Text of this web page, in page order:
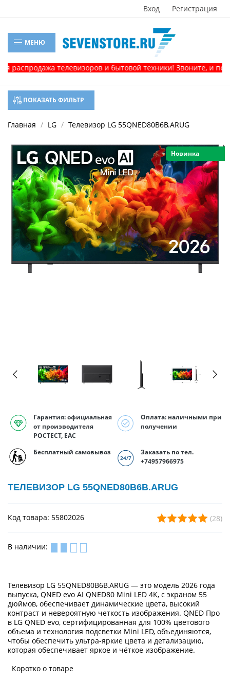
Вход Регистрация
МЕНЮ
телевизоров и бытовой техники! Звоните, и получите
ПОКАЗАТЬ ФИЛЬТР
Главная LG Телевизор LG 55QNED80B6B.ARUG
Новинка
Гарантия: официальная
от производителя
РОСТЕСТ, EAC
Оплата: наличными при
получении
Бесплатный самовывоз
Заказать по тел.
+74957966975
ТЕЛЕВИЗОР LG 55QNED80B6B.ARUG
Код товара: 55802026 (28)
В наличии:
Телевизор LG 55QNED80B6B.ARUG — это модель 2026 года
выпуска, QNED evo AI QNED80 Mini LED 4K, с экраном 55
дюймов, обеспечивает динамические цвета, высокий
контраст и невероятную четкость изображения. QNED Про
в LG QNED evo, сертифицированная для 100% цветового
объема и технология подсветки Mini LED, объединяются,
чтобы обеспечить ультра-яркие цвета и детализацию,
которая обеспечивает яркое и чёткое изображение.
Коротко о товаре